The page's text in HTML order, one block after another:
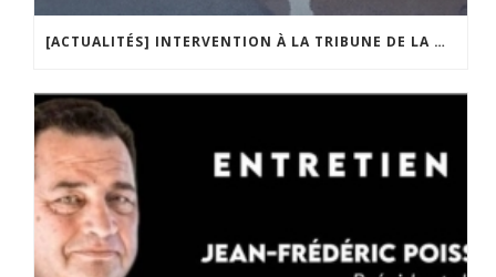
[ACTUALITÉS] INTERVENTION À LA TRIBUNE DE LA MOBILISATION CONTRE LA CONSTITUTIONNALISATION DE L’IVG